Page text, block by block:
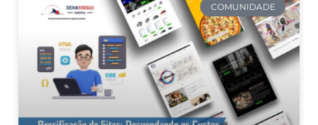
COMUNIDADE